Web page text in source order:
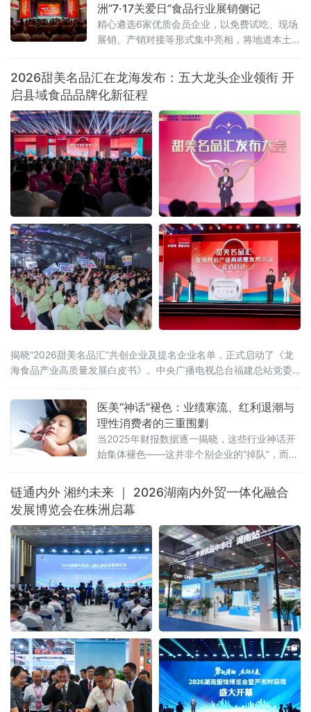
洲“7·17关爱日”食品行业展销侧记
精心遴选6家优质会员企业，以免费试吃、现场
展销、产销对接等形式集中亮相，将地道本土
品鉴选购，活动收获广泛好评与多项合作意
向。本次活动由当地总工会悉心指导，总工会
基层工作部
2026甜美名品汇在龙海发布：五大龙头企业领衔 开
启县域食品品牌化新征程
揭晓“2026甜美名品汇”共创企业及提名企业名单，正式启动了《龙
海食品产业高质量发展白皮书》。中央广播电视总台福建总站党委
科学家应铁进，福建省食品工业协会会长刘宜锋，中央电视台财经
评论员刘戈，漳州市龙海区
医美“神话”褪色：业绩寒流、红利退潮与
理性消费者的三重围剿
当2025年财报数据逐一揭晓，这些行业神话开
始集体褪色——这并非个别企业的“掉队”，而是
链通内外 湘约未来 ｜ 2026湖南内外贸一体化融合
发展博览会在株洲启幕